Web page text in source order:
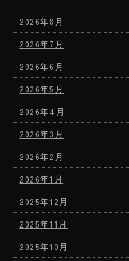
2026年8月
2026年7月
2026年6月
2026年5月
2026年4月
2026年3月
2026年2月
2026年1月
2025年12月
2025年11月
2025年10月